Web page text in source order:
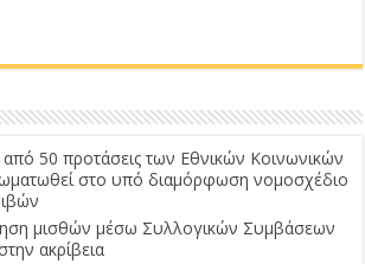
50 προτάσεις των Εθνικών Κοινωνικών
στο υπό διαμόρφωση νομοσχέδιο
μισθών μέσω Συλλογικών Συμβάσεων
ακρίβεια